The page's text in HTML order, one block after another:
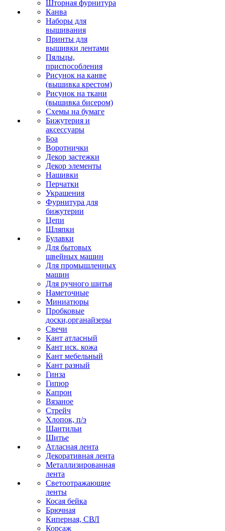
Шторная фурнитура
Канва
Наборы для
вышивания
Принты для
вышивки лентами
Пяльцы,
приспособления
Рисунок на канве
(вышивка крестом)
Рисунок на ткани
(вышивка бисером)
Схемы на бумаге
Бижутерия и
аксессуары
Боа
Воротнички
Декор застежки
Декор элементы
Нашивки
Перчатки
Украшения
Фурнитура для
бижутерии
Цепи
Шляпки
Булавки
Для бытовых
швейных машин
Для промышленных
машин
Для ручного шитья
Наметочные
Миниатюры
Пробковые
доски,органайзеры
Свечи
Кант атласный
Кант иск. кожа
Кант мебельный
Кант разный
Гинза
Гипюр
Капрон
Вязаное
Стрейч
Хлопок, п/э
Шантильи
Шитье
Атласная лента
Декоративная лента
Металлизированная
лента
Светоотражающие
ленты
Косая бейка
Брючная
Киперная, СВЛ
Корсаж